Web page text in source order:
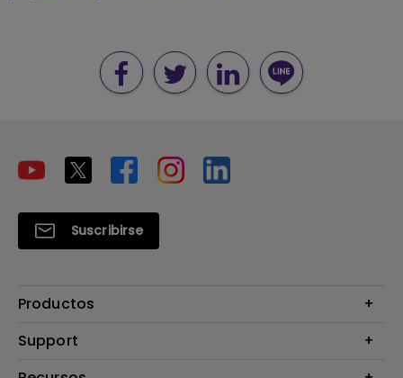
Suscribirse
Productos
Proyectores
Support
Contáctanos